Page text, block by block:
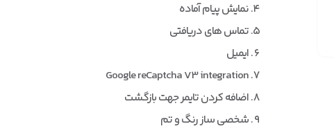
نمایش پیام آماده
تماس های دریافتی
ایمیل
Google reCaptcha V3 integration
اضافه کردن تایمر جهت بازگشت
شخصی ساز رنگ و تم